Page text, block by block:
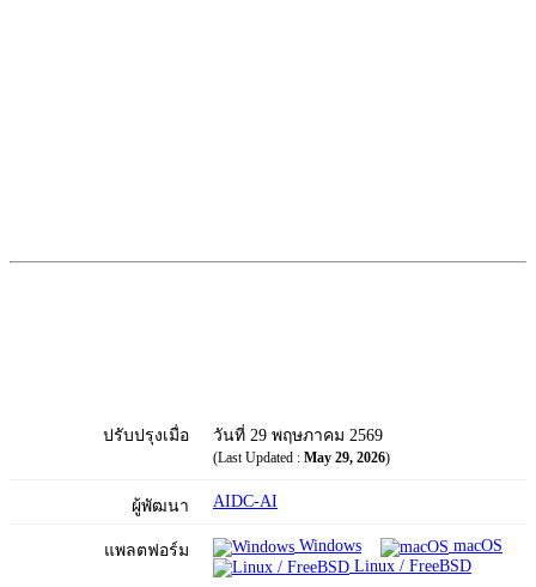
ปรับปรุงเมื่อ วันที่ 29 พฤษภาคม 2569
(Last Updated : May 29, 2026)
ผู้พัฒนา AIDC-AI
แพลตฟอร์ม Windows
macOS
Linux / FreeBSD